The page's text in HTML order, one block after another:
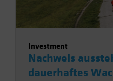
Investment
Nachweis
dauerhaftes